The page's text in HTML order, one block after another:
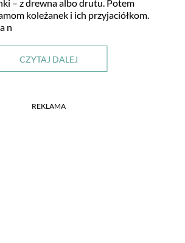
– z drewna albo drutu. Potem
koleżanek i ich przyjaciółkom.
n
CZYTAJ DALEJ
REKLAMA